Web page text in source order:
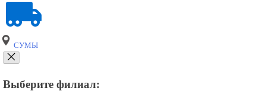
СУМЫ
Выберите филиал: